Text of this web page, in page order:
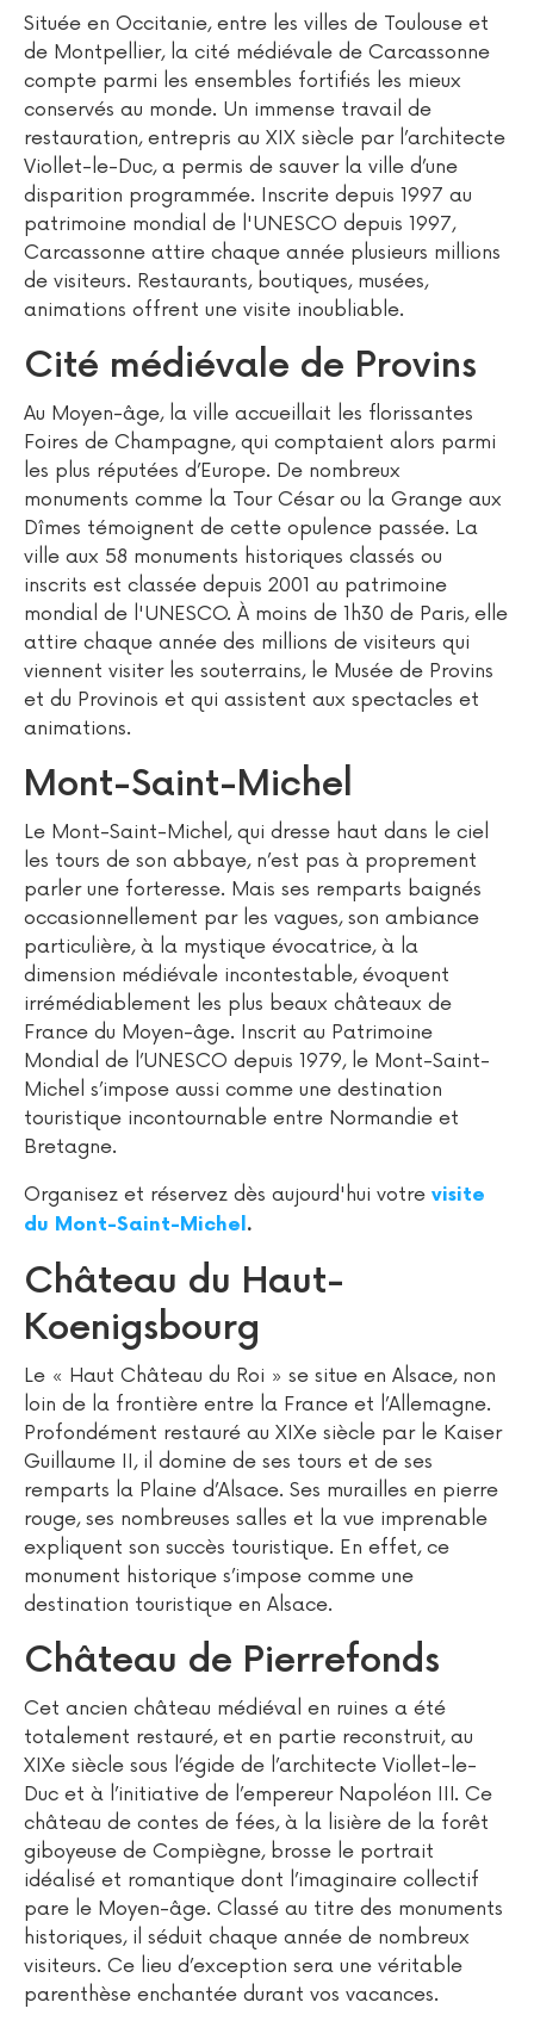
Située en Occitanie, entre les villes de Toulouse et
de Montpellier, la cité médiévale de Carcassonne
compte parmi les ensembles fortifiés les mieux
conservés au monde. Un immense travail de
restauration, entrepris au XIX siècle par l’architecte
Viollet-le-Duc, a permis de sauver la ville d’une
disparition programmée. Inscrite depuis 1997 au
patrimoine mondial de l'UNESCO depuis 1997,
Carcassonne attire chaque année plusieurs millions
de visiteurs. Restaurants, boutiques, musées,
animations offrent une visite inoubliable.
Cité médiévale de Provins
Au Moyen-âge, la ville accueillait les florissantes
Foires de Champagne, qui comptaient alors parmi
les plus réputées d’Europe. De nombreux
monuments comme la Tour César ou la Grange aux
Dîmes témoignent de cette opulence passée. La
ville aux 58 monuments historiques classés ou
inscrits est classée depuis 2001 au patrimoine
mondial de l'UNESCO. À moins de 1h30 de Paris, elle
attire chaque année des millions de visiteurs qui
viennent visiter les souterrains, le Musée de Provins
et du Provinois et qui assistent aux spectacles et
animations.
Mont-Saint-Michel
Le Mont-Saint-Michel, qui dresse haut dans le ciel
les tours de son abbaye, n’est pas à proprement
parler une forteresse. Mais ses remparts baignés
occasionnellement par les vagues, son ambiance
particulière, à la mystique évocatrice, à la
dimension médiévale incontestable, évoquent
irrémédiablement les plus beaux châteaux de
France du Moyen-âge. Inscrit au Patrimoine
Mondial de l’UNESCO depuis 1979, le Mont-Saint-
Michel s’impose aussi comme une destination
touristique incontournable entre Normandie et
Bretagne.
Organisez et réservez dès aujourd'hui votre visite
du Mont-Saint-Michel.
Château du Haut-
Koenigsbourg
Le « Haut Château du Roi » se situe en Alsace, non
loin de la frontière entre la France et l’Allemagne.
Profondément restauré au XIXe siècle par le Kaiser
Guillaume II, il domine de ses tours et de ses
remparts la Plaine d’Alsace. Ses murailles en pierre
rouge, ses nombreuses salles et la vue imprenable
expliquent son succès touristique. En effet, ce
monument historique s’impose comme une
destination touristique en Alsace.
Château de Pierrefonds
Cet ancien château médiéval en ruines a été
totalement restauré, et en partie reconstruit, au
XIXe siècle sous l’égide de l’architecte Viollet-le-
Duc et à l’initiative de l’empereur Napoléon III. Ce
château de contes de fées, à la lisière de la forêt
giboyeuse de Compiègne, brosse le portrait
idéalisé et romantique dont l’imaginaire collectif
pare le Moyen-âge. Classé au titre des monuments
historiques, il séduit chaque année de nombreux
visiteurs. Ce lieu d’exception sera une véritable
parenthèse enchantée durant vos vacances.